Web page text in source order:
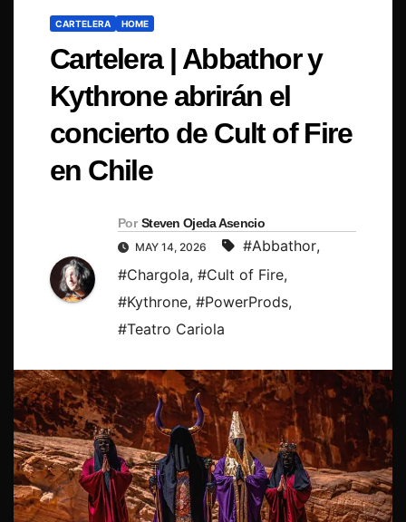
CARTELERA HOME
Cartelera | Abbathor y
Kythrone abrirán el
concierto de Cult of Fire
en Chile
Por Steven Ojeda Asencio
MAY 14, 2026 #Abbathor,
#Chargola, #Cult of Fire,
#Kythrone, #PowerProds,
#Teatro Cariola